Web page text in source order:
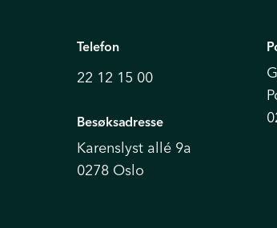
Telefon
22 12 15 00
Besøksadresse
Karenslyst allé 9a
0278 Oslo